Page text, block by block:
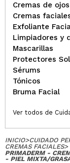
Cremas de
Cremas
Exfoliante
Limpiadores y
Mascarillas
Protectores
Sérums
Tónicos
Bruma Facial
Ver todos de
INICIO>CUIDADO
CREMAS FACIALES>
PRIMADERM -
- PIEL MIXTA/